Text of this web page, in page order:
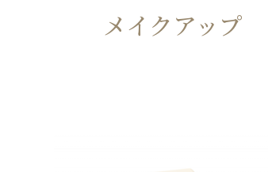
メイクアップ